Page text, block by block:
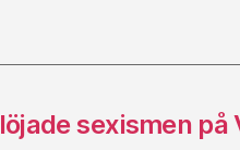
sexismen på